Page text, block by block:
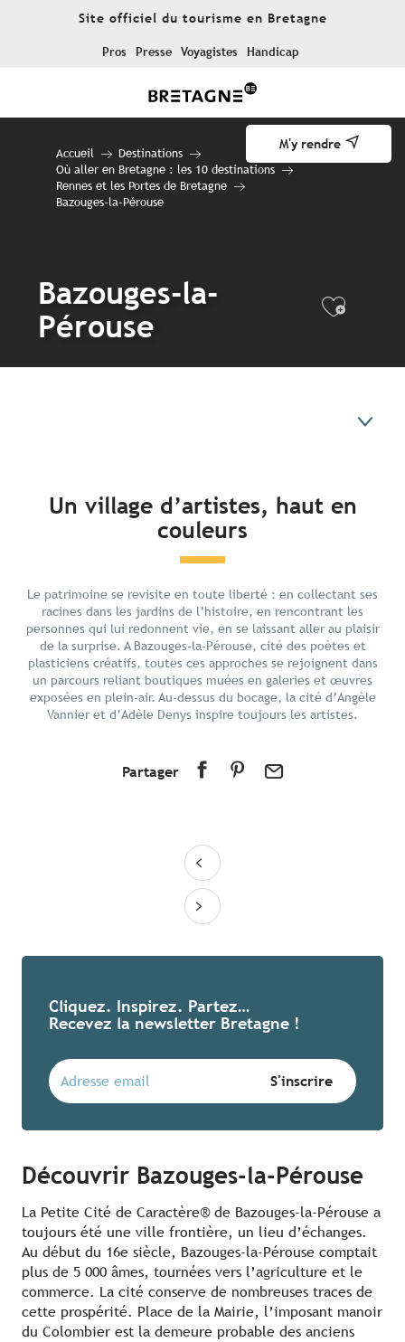
Site officiel du tourisme en Bretagne
Pros Presse Voyagistes Handicap
M'y rendre
Accueil
Destinations
Où aller en Bretagne : les 10 destinations
Rennes et les Portes de Bretagne
Bazouges-la-Pérouse
Bazouges-la-
Pérouse
Préparer votre séjour
Un village d’artistes, haut en
couleurs
Le patrimoine se revisite en toute liberté : en collectant ses
racines dans les jardins de l’histoire, en rencontrant les
personnes qui lui redonnent vie, en se laissant aller au plaisir
de la surprise. A Bazouges-la-Pérouse, cité des poètes et
plasticiens créatifs, toutes ces approches se rejoignent dans
un parcours reliant boutiques muées en galeries et œuvres
exposées en plein-air. Au-dessus du bocage, la cité d’Angèle
Vannier et d’Adèle Denys inspire toujours les artistes.
Partager
Cliquez. Inspirez. Partez…
Recevez la newsletter Bretagne !
Découvrir Bazouges-la-Pérouse
La Petite Cité de Caractère® de Bazouges-la-Pérouse a
toujours été une ville frontière, un lieu d’échanges.
Au début du 16e siècle, Bazouges-la-Pérouse comptait
plus de 5 000 âmes, tournées vers l’agriculture et le
commerce. La cité conserve de nombreuses traces de
cette prospérité. Place de la Mairie, l’imposant manoir
du Colombier est la demeure probable des anciens